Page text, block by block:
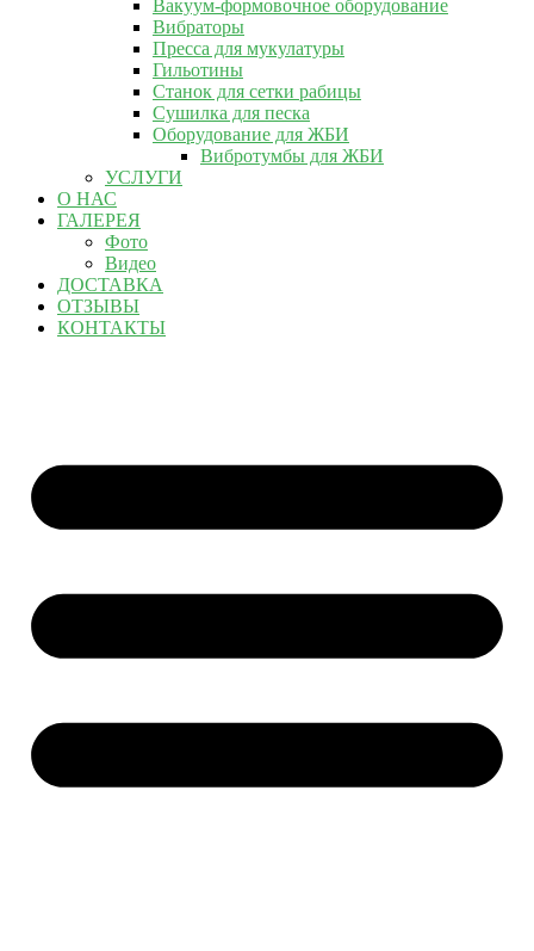
Вакуум-формовочное оборудование
Вибраторы
Пресса для мукулатуры
Гильотины
Станок для сетки рабицы
Сушилка для песка
Оборудование для ЖБИ
Вибротумбы для ЖБИ
УСЛУГИ
О НАС
ГАЛЕРЕЯ
Фото
Видео
ДОСТАВКА
ОТЗЫВЫ
КОНТАКТЫ